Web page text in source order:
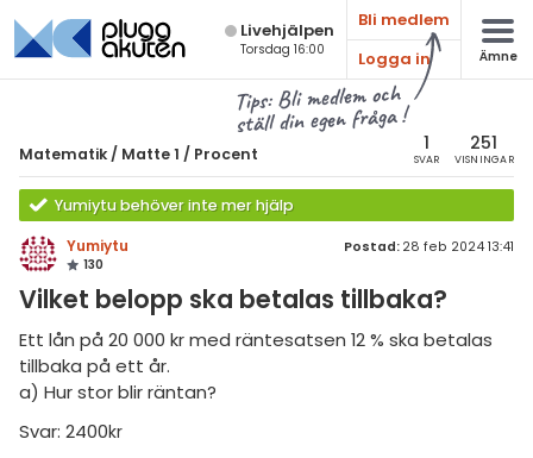
Live­hjälpen
Torsdag 16:00
Bli medlem
Logga in
Ämne
Tips: Bli medlem och
ställ din egen fråga !
Matematik / Matte 1 / Procent 1
SVAR
251
VISNINGAR
Yumiytu behöver inte mer hjälp
Yumiytu
130
Postad: 28 feb 2024 13:41
Vilket belopp ska betalas tillbaka?
Ett lån på 20 000 kr med räntesatsen 12 % ska betalas
tillbaka på ett år.
a) Hur stor blir räntan?
Svar: 2400kr
Alla ämnen
Alla trådar
7
8
9
1
Matematik
Matte 1
Alla trådar
2
3
& Bygg